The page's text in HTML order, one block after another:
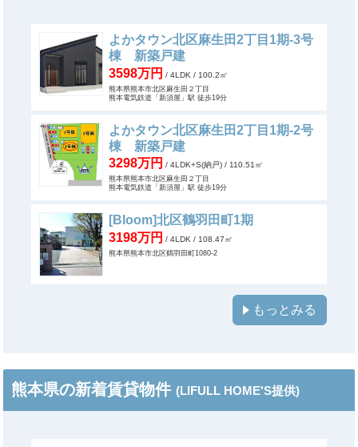
よかタウン北区麻生田2丁目1期-3号
棟 新築戸建
3598万円 / 4LDK / 100.2㎡
熊本県熊本市北区麻生田２丁目
熊本電気鉄道「新須屋」駅 徒歩19分
よかタウン北区麻生田2丁目1期-2号
棟 新築戸建
3298万円 / 4LDK+S(納戸) / 110.51㎡
熊本県熊本市北区麻生田２丁目
熊本電気鉄道「新須屋」駅 徒歩19分
[Bloom]北区鶴羽田町1期
3198万円 / 4LDK / 108.47㎡
熊本県熊本市北区鶴羽田町1080-2
もっとみる
熊本県の新着賃貸物件 (LIFULL HOME'S提供)